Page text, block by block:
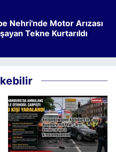
Nehri'nde Motor Arızası
Tekne Kurtarıldı